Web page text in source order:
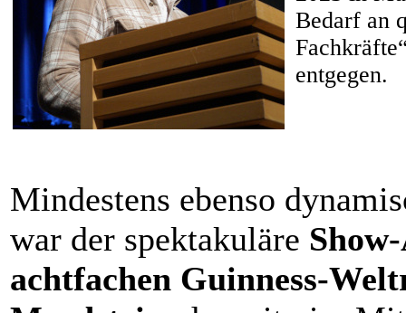
Bedarf an
entgegen.
Mindestens ebenso
war der spektakuläre
achtfachen Guinness-